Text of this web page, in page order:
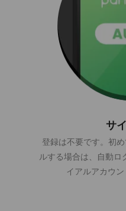
サ
登録は不要です。初
ルする場合は、自動ロ
イアルアカウン